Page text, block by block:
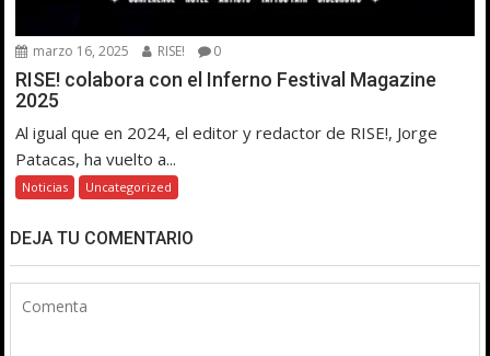
marzo 16, 2025 RISE! 0
RISE! colabora con el Inferno Festival Magazine
2025
Al igual que en 2024, el editor y redactor de RISE!, Jorge
Patacas, ha vuelto a...
Noticias Uncategorized
DEJA TU COMENTARIO